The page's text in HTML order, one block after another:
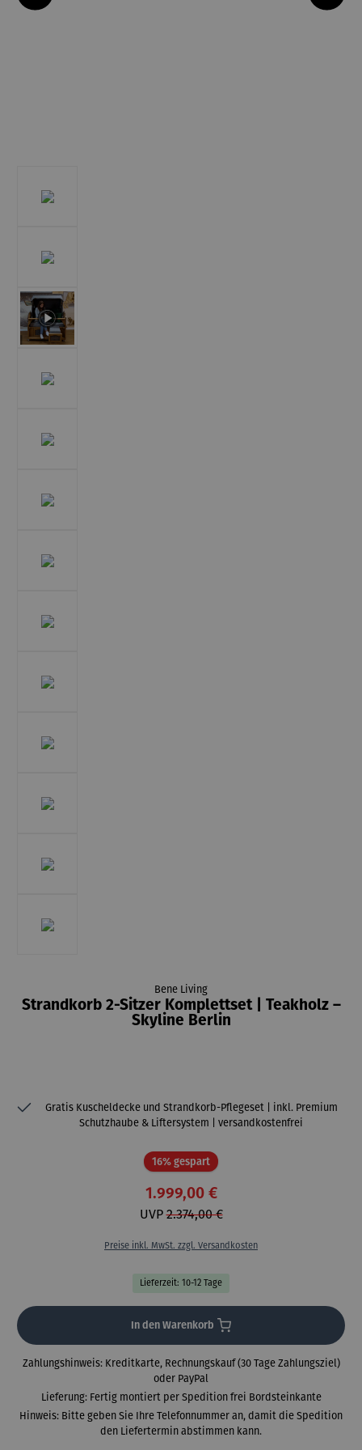
Bene Living
Strandkorb 2-Sitzer Komplettset | Teakholz –
Skyline Berlin
Gratis Kuscheldecke und Strandkorb-Pflegeset | inkl. Premium
Schutzhaube & Liftersystem | versandkostenfrei
16% gespartRabatt
1.999,00 €
UVP2.374,00 €
Preise inkl. MwSt. zzgl. Versandkosten
Lieferzeit: 10-12 Tage
In den Warenkorb
Zahlungshinweis: Kreditkarte, Rechnungskauf (30 Tage Zahlungsziel)
oder PayPal
Lieferung: Fertig montiert per Spedition frei Bordsteinkante
Hinweis: Bitte geben Sie Ihre Telefonnummer an, damit die Spedition
den Liefertermin abstimmen kann.